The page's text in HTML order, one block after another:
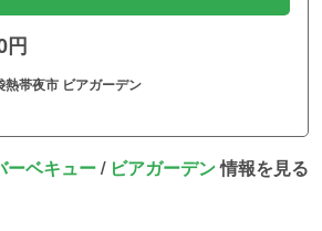
帯夜市 ビアガーデン
ーベキュー/ ビアガーデン情報を見る